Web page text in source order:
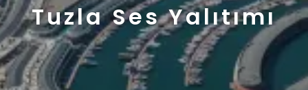
Tuzla Ses Yalıtımı